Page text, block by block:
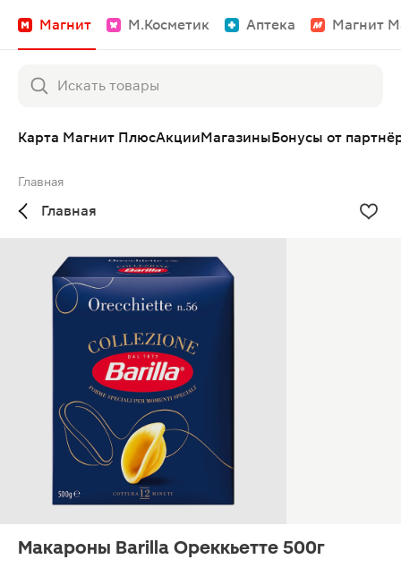
Магнит М.Косметик Аптека Магнит
Карта Магнит ПлюсАкцииМагазиныБонусы от
Главная
Главная
Макароны Barilla Ореккьетте 500г